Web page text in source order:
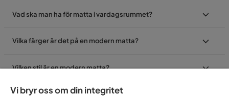
Vad ska man ha för matta i vardagsrummet?
Vilka färger är det på en modern matta?
Vilken stil är en modern matta?
Vi bryr oss om din integritet